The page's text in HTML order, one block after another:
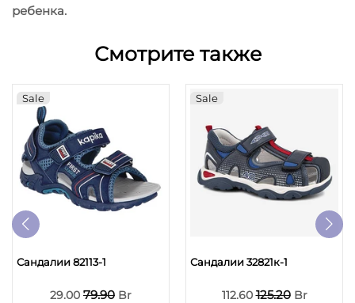
ребенка.
Смотрите также
Sale
Сандалии 82113-1
29.00 79.90 Br
Sale
Сандалии 32821к-1
112.60125.20Br